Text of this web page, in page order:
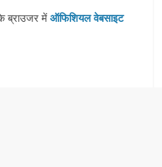
ब्राउजर मेंऑफिशियल वेबसाइट